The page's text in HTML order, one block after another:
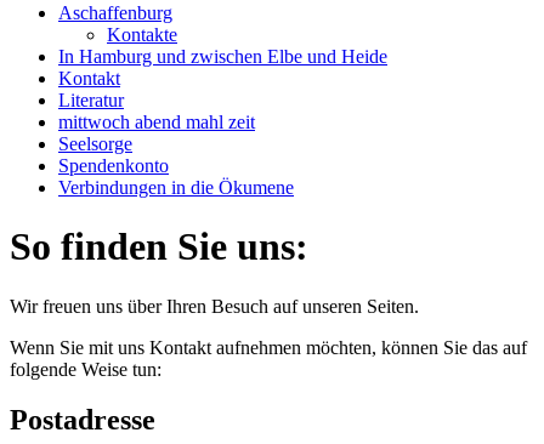
Aschaffenburg
Kontakte
In Hamburg und zwischen Elbe und Heide
Kontakt
Literatur
mittwoch abend mahl zeit
Seelsorge
Spendenkonto
Verbindungen in die Ökumene
So finden Sie uns:
Wir freuen uns über Ihren Besuch auf unseren Seiten.
Wenn Sie mit uns Kontakt aufnehmen möchten, können Sie das auf
folgende Weise tun:
Postadresse